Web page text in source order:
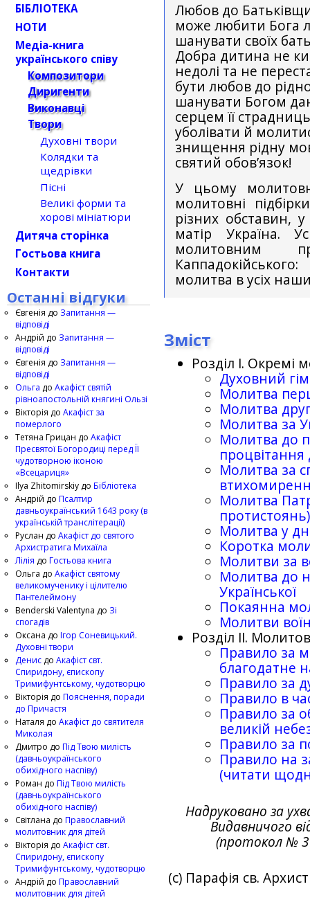
Любов до
може любити Бога
шанувати своїх
Добра дитина не
недолi та не
бути любов до
шанувати Богом
серцем її
уболiвати й
знищення рiдну
святий обов’язок!
У цьому
молитовнi
рiзних обставин,
матiр Україна.
молитовним
молитва в усiх
Зміст
Роздiл I. Окремi
Духовний
Молитва
Молитва
Молитва за
Молитва до
процвiтання
Молитва за
Молитва
протистоянь)
Молитва у
Коротка
Молитви за
Молитва до
Української
Покаянна
Молитви
Роздiл II.
Правило за
благодатне
Правило за
Правило в
Правило за
великiй
Правило за
Правило на
(читати
Надруковано за
Видавничого
(протокол №
(c) Парафiя св.
БІБЛІОТЕКА
НОТИ
Медіа-книга
українського співу
Композитори
Диригенти
Виконавці
Твори
Духовні твори
Колядки та
щедрівки
Пісні
Великі форми та
хорові мініатюри
Дитяча сторінка
Гостьова книга
Контакти
Останні відгуки
Євгенія до Запитання —
відповіді
Андрій до Запитання —
відповіді
Євгенія до Запитання —
відповіді
Ольга до Акафіст святій
рівноапостольній княгині Ользі
Вікторія до Акафіст за
померлого
Тетяна Грицан до Акафіст
Пресвятої Богородиці перед Її
чудотворною іконою
«Всецариця»
Ilya Zhitomirskiy до Бібліотека
Андрій до Псалтир
давньоукраїнський 1643 року (в
українській транслітерації)
Руслан до Акафіст до святого
Архистратига Михаїла
Лілія до Гостьова книга
Ольга до Акафіст святому
великомученику і цілителю
Пантелеймону
Benderski Valentyna до Зі
спогадів
Оксана до Ігор Соневицький.
Духовні твори
Денис до Акафіст свт.
Спиридону, єпископу
Тримифунтському, чудотворцю
Вікторія до Пояснення, поради
до Причастя
Наталя до Акафіст до святителя
Миколая
Дмитро до Під Твою милість
(давньоукраїнського
обихідного наспіву)
Роман до Під Твою милість
(давньоукраїнського
обихідного наспіву)
Світлана до Православний
молитовник для дітей
Вікторія до Акафіст свт.
Спиридону, єпископу
Тримифунтському, чудотворцю
Андрій до Православний
молитовник для дітей